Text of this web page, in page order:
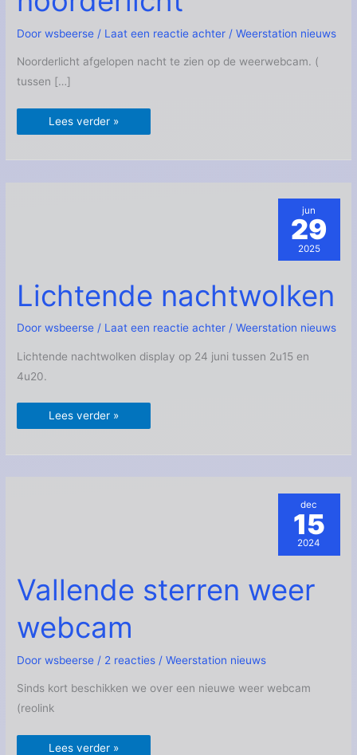
Doorwsbeerse / Laat een reactie achter /Weerstation nieuws
Noorderlicht afgelopen nacht te zien op de weerwebcam. (
tussen […]
Lees verder »
Lichtende nachtwolken
Doorwsbeerse/ Laat een reactie achter /Weerstation nieuws
Lichtende nachtwolken display op 24 juni tussen 2u15 en
4u20.
nachtwolken
Lees verder »
jun
29
2025
Vallende sterren weer
webcam
Doorwsbeerse / 2 reacties /Weerstation nieuws
Sinds kort beschikken we over een nieuwe weer webcam
(reolink
Vallende
sterren
weer
Lees verder »
dec
15
2024